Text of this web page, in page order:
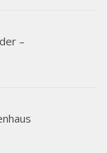
–